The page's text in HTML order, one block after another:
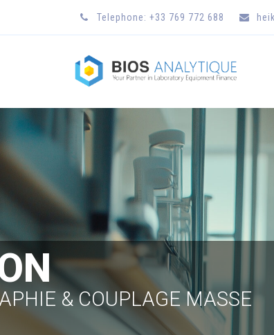
Telephone: +33 769 772 688
& COUPLAGE MASSE